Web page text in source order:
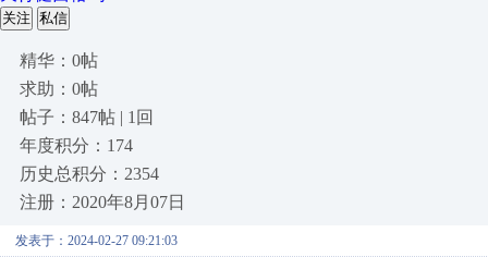
关注 私信
精华：0帖
求助：0帖
帖子：847帖 | 1回
年度积分：174
历史总积分：2354
注册：2020年8月07日
发表于：2024-02-27 09:21:03